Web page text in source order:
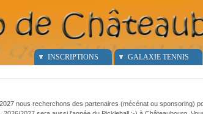
INSCRIPTIONS GALAXIE TENNIS
nous recherchons des partenaires (mécénat ou sponsoring)